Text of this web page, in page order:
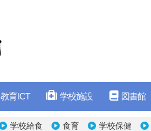
教育ICT 学校施設 図書館
学校給食 食育 学校保健